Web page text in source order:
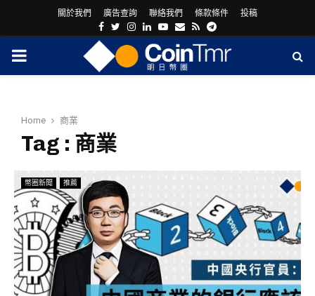
關於我們 廣告查詢 聯絡我們 條款條件 投稿
Facebook
Twitter
Instagram
LinkedinYoutube
Email
RssTelegram
PRIMARY
Home 商業
Tag : 商業
幣圈新聞 推薦